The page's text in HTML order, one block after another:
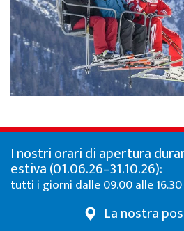
I nostri orari di apertura
estiva (01.06.26–31.10.26):
tutti i giorni dalle 09.00 alle 16.30
La nostra